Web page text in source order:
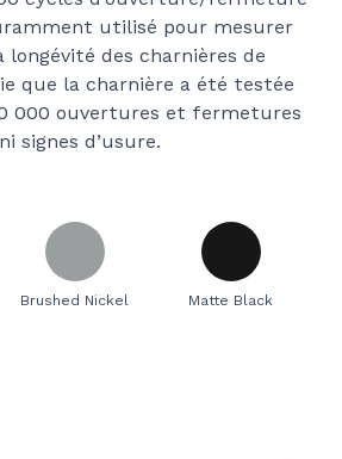
utilisé pour mesurer
des charnières de
que la charnière a été testée
000 ouvertures et fermetures
signes d’usure.
Brushed Nickel Matte Black